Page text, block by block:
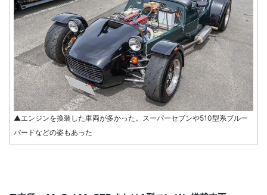
▲エンジンを換装した車両が多かった。スーパーセブンや510型系ブルー
バードなどの姿もあった